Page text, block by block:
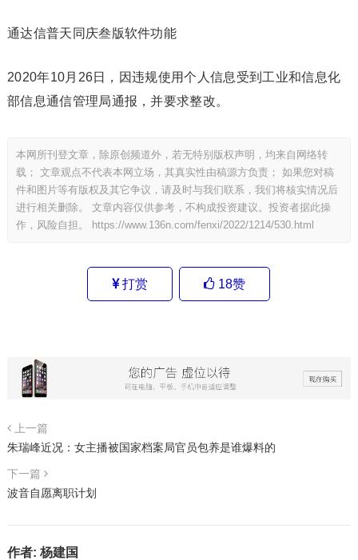
通达信普天同庆叁版软件功能
2020年10月26日，因违规使用个人信息受到工业和信息化
部信息通信管理局通报，并要求整改。
本网所刊登文章，除原创频道外，若无特别版权声明，均来自网络转
载； 文章观点不代表本网立场，其真实性由稿源方负责； 如果您对稿
件和图片等有版权及其它争议，请及时与我们联系，我们将核实情况后
进行相关删除。 文章内容仅供参考，不构成投资建议。投资者据此操
作，风险自担。
https://www.136n.com/fenxi/2022/1214/530.html
打赏 18赞
上一篇
朱瑞峰近况：女主播被国家档案局官员包养是谁爆料的
下一篇
波音自愿离职计划
作者: 杨建国